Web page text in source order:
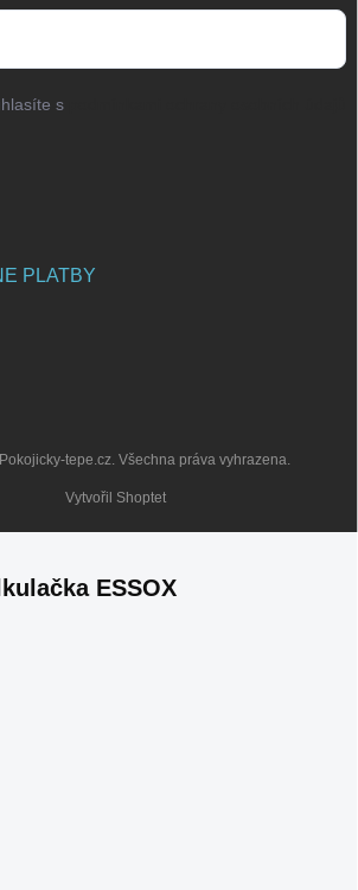
s
PLATBY
Vytvořil Shoptet
Pokojicky-tepe.cz. Všechna práva vyhrazena.
ESSOX